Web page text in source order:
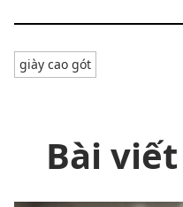
giày cao gót
Bài